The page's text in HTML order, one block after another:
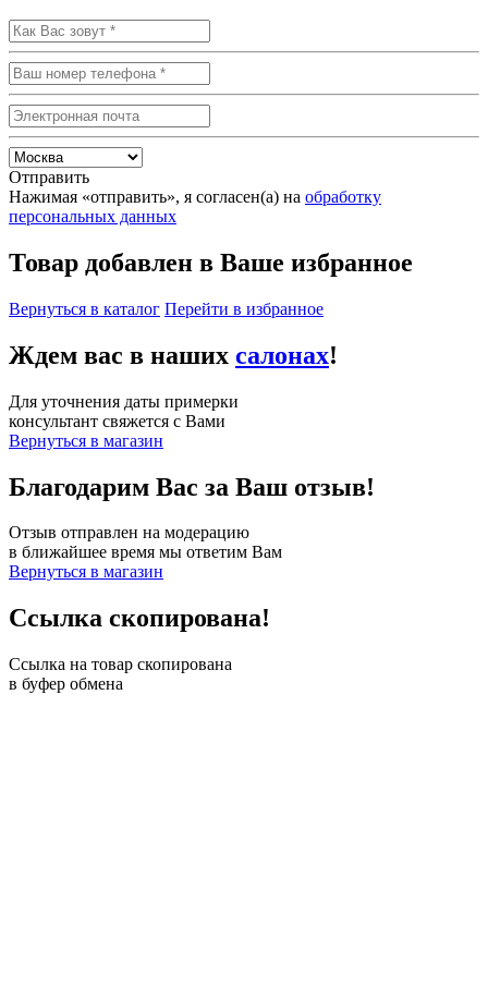
Отправить
Нажимая «отправить», я согласен(а) на обработку
персональных данных
Товар добавлен в Ваше избранное
Вернуться в каталог Перейти в избранное
Ждем вас в наших салонах!
Для уточнения даты примерки
консультант свяжется с Вами
Вернуться в магазин
Благодарим Вас за Ваш отзыв!
Отзыв отправлен на модерацию
в ближайшее время мы ответим Вам
Вернуться в магазин
Ссылка скопирована!
Ссылка на товар скопирована
в буфер обмена